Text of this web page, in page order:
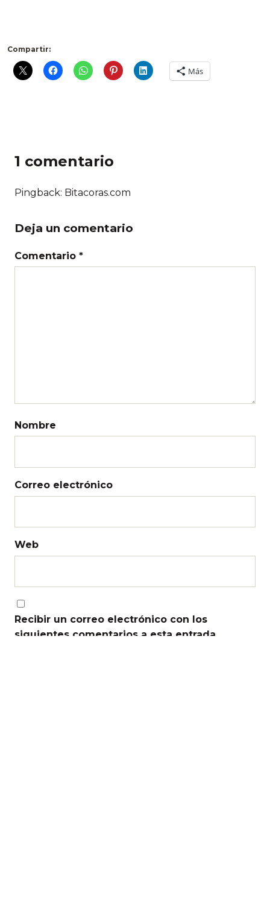
Compartir:
Más
1 comentario
Pingback: Bitacoras.com
Deja un comentario
Comentario *
Nombre
Correo electrónico
Web
Recibir un correo electrónico con los
siguientes comentarios a esta entrada.